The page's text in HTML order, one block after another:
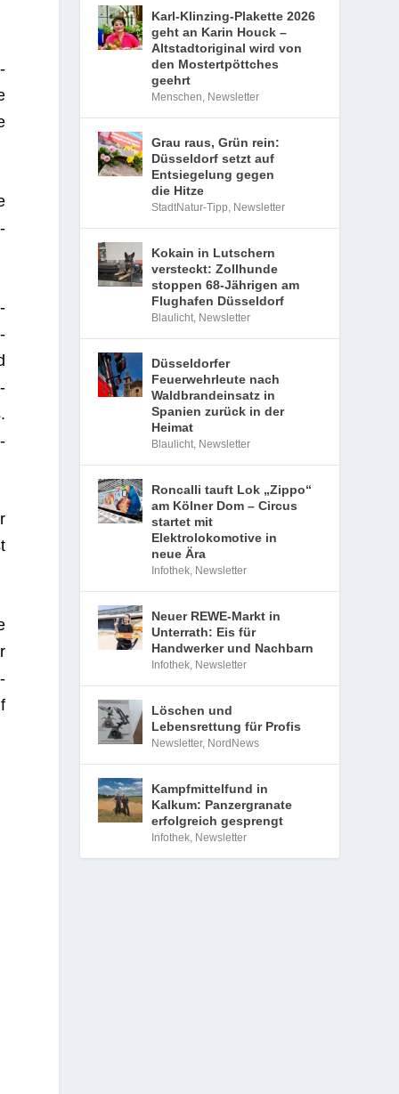
Karl-Klinzing-Plakette 2026
geht an Karin Houck –
Altstadtoriginal wird von
den Mostertpöttches
geehrt
Menschen, Newsletter
Grau raus, Grün rein:
Düsseldorf setzt auf
Entsiegelung gegen
die Hitze
StadtNatur-Tipp, Newsletter
Kokain in Lutschern
versteckt: Zollhunde
stoppen 68-Jährigen am
Flughafen Düsseldorf
Blaulicht, Newsletter
Düsseldorfer
Feuerwehrleute nach
Waldbrandeinsatz in
Spanien zurück in der
Heimat
Blaulicht, Newsletter
Roncalli tauft Lok „Zippo“
am Kölner Dom – Circus
startet mit
Elektrolokomotive in
neue Ära
Infothek, Newsletter
Neuer REWE-Markt in
Unterrath: Eis für
Handwerker und Nachbarn
Infothek, Newsletter
Löschen und
Lebensrettung für Profis
Newsletter, NordNews
Kampfmittelfund in
Kalkum: Panzergranate
erfolgreich gesprengt
Infothek, Newsletter